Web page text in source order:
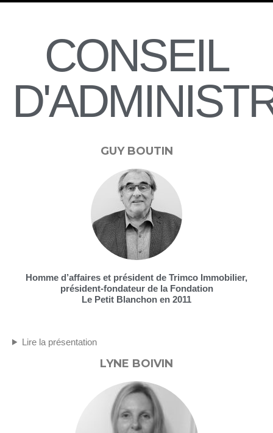
CONSEIL
GUY BOUTIN
Homme d’affaires et président de Trimco Immobilier,
président-fondateur de la Fondation
Le Petit Blanchon en 2011
Lire la présentation
LYNE BOIVIN